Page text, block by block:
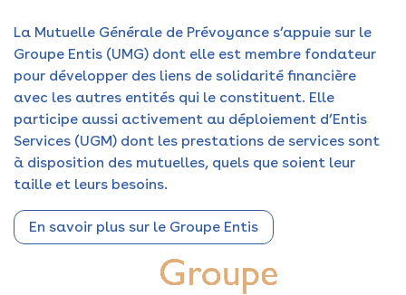
La Mutuelle Générale de Prévoyance s’appuie sur le
Groupe Entis (UMG) dont elle est membre fondateur
pour développer des liens de solidarité financière
avec les autres entités qui le constituent. Elle
participe aussi activement au déploiement d’Entis
Services (UGM) dont les prestations de services sont
à disposition des mutuelles, quels que soient leur
taille et leurs besoins.
En savoir plus sur le Groupe Entis